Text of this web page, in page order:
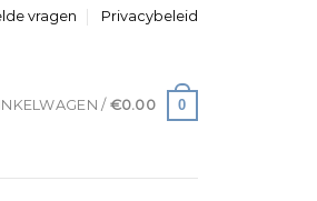
vragen Privacybeleid
/ €0.00 0